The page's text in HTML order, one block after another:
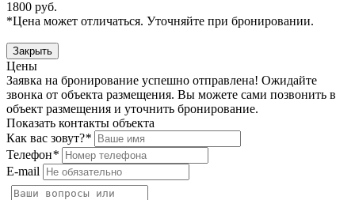
1800 руб.
*Цена может отличаться. Уточняйте при бронировании.
Закрыть
Цены
Заявка на бронирование успешно отправлена! Ожидайте
звонка от объекта размещения. Вы можете сами позвонить в
объект размещения и уточнить бронирование.
Показать контакты объекта
Как вас зовут?*
Телефон*
E-mail